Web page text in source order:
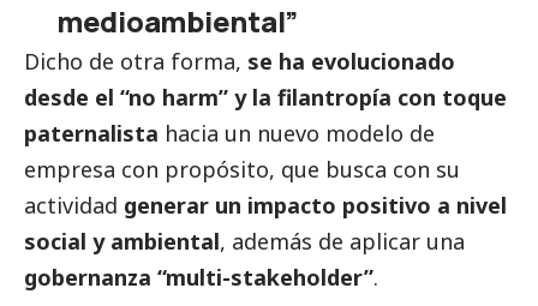
medioambiental”
Dicho de otra forma, se ha evolucionado
desde el “no harm” y la filantropía con toque
paternalista hacia un nuevo modelo de
empresa con propósito, que busca con su
actividad generar un impacto positivo a nivel
social y ambiental, además de aplicar una
gobernanza “multi-stakeholder”.